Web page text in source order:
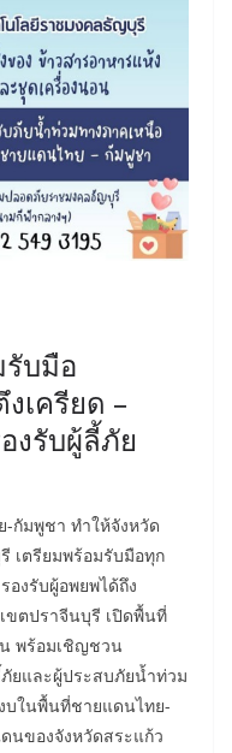
บมือ
เครียด –
งรับผู้ลี้ภัย
กัมพูชา ทำให้จังหวัด
เตรียมพร้อมรับมือทุก
งรับผู้อพยพได้ถึง
ตปราจีนบุรี เปิดพื้นที่
พร้อมเชิญชวน
ยและผู้ประสบภัยน้ำท่วม
บในพื้นที่ชายแดนไทย-
นของจังหวัดสระแก้ว